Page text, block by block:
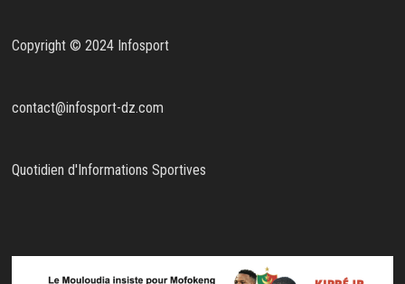
Copyright © 2024 Infosport
contact@infosport-dz.com
Quotidien d'Informations Sportives